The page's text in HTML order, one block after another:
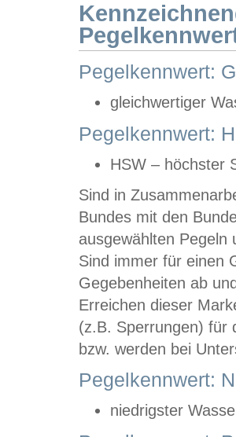
Pegelkennwert:
gleichwertiger
Pegelkennwert:
HSW – höchster
Sind in
Bundes mit den
ausgewählten
Sind immer für einen
Gegebenheiten ab
Erreichen dieser
(z.B. Sperrungen) für
bzw. werden bei
Pegelkennwert:
niedrigster